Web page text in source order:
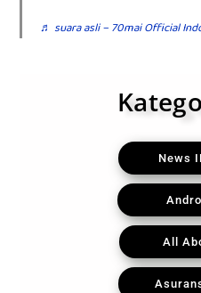
♬ suara asli – 70mai Official
News
All